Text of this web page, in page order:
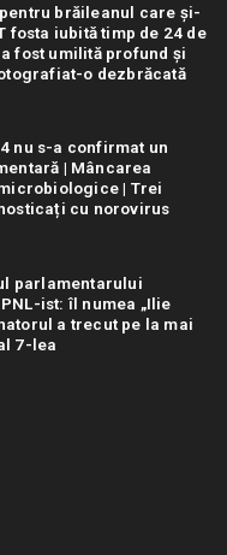
pentru brăileanul care și-
fosta iubită timp de 24 de
fost umilită profund și
o dezbrăcată
nu s-a confirmat un
| Mâncarea
| Trei
cu norovirus
parlamentarului
ist: îl numea „Ilie
a trecut pe la mai
7-lea